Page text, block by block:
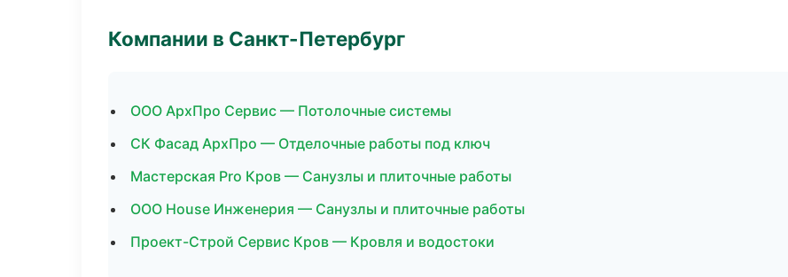
Компании в Санкт-Петербург
ООО АрхПро Сервис — Потолочные системы
СК Фасад АрхПро — Отделочные работы под ключ
Мастерская Pro Кров — Санузлы и плиточные работы
ООО House Инженерия — Санузлы и плиточные работы
Проект-Строй Сервис Кров — Кровля и водостоки